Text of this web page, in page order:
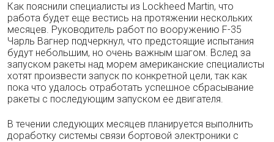
Как пояснили специалисты из Lockheed Martin, что
работа будет еще вестись на протяжении нескольких
месяцев. Руководитель работ по вооружению F-35
Чарль Вагнер подчеркнул, что предстоящие испытания
будут небольшим, но очень важным шагом. Вслед за
запуском ракеты над морем американские специалисты
хотят произвести запуск по конкретной цели, так как
пока что удалось отработать успешное сбрасывание
ракеты с последующим запуском ее двигателя.
В течении следующих месяцев планируется выполнить
доработку системы связи бортовой электроники с